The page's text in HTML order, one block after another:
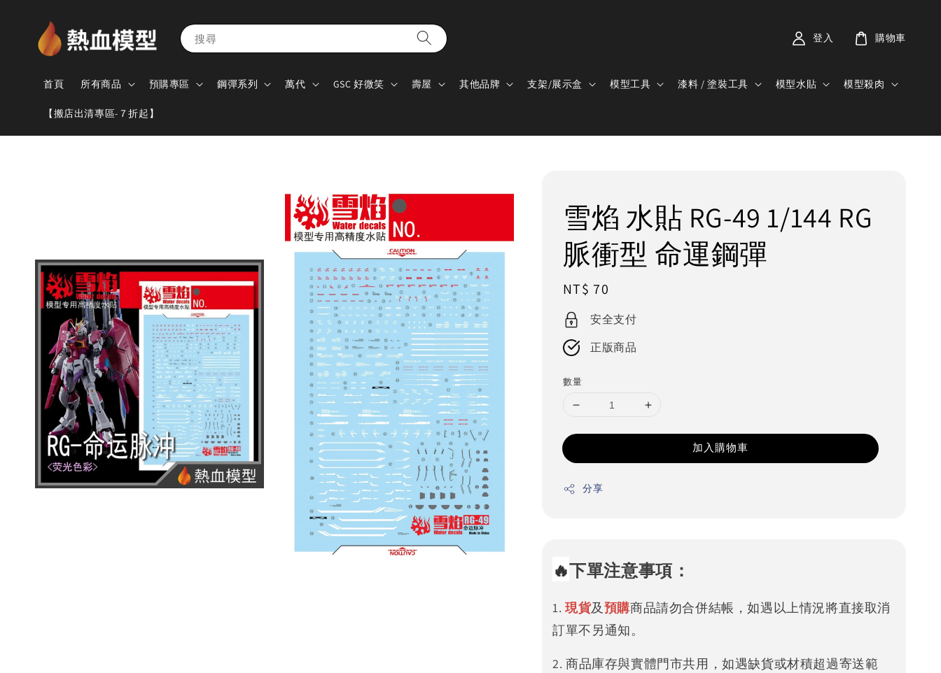
搜尋
首頁 所有商品 預購專區 鋼彈系列 萬代 GSC 好微笑 壽屋 其他品牌 支架/展示盒 模型工具 漆料 / 塗裝工具 模型水貼 模型殺肉
【搬店出清專區-７折起】
登入 購物車
雪焰 水貼 RG-49 1/144 RG
脈衝型 命運鋼彈
Regular
price
NT$ 70
安全支付
正版商品
數量
加入購物車
分享
🔥下單注意事項：
1. 現貨及預購商品請勿合併結帳，如遇以上情況將直接取消
訂單不另通知。
2. 商品庫存與實體門市共用，如遇缺貨或材積超過寄送範